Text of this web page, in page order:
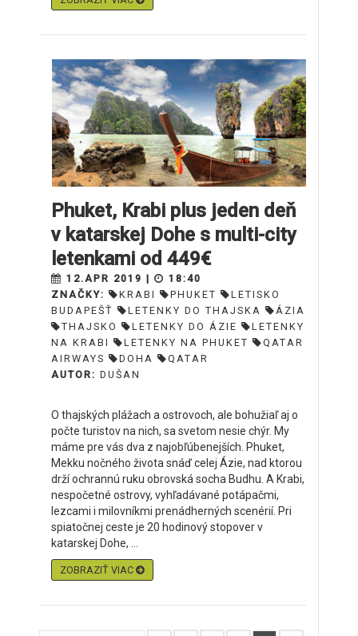
Phuket, Krabi plus jeden deň
v katarskej Dohe s multi-city
letenkami od 449€
12.APR 2019 |
18:40
ZNAČKY:
KRABI PHUKET
LETISKO
BUDAPEŠŤ
LETENKY DO THAJSKA
ÁZIA
THAJSKO
LETENKY DO ÁZIE
LETENKY
NA KRABI
LETENKY NA PHUKET
QATAR
AIRWAYS
DOHA
QATAR
AUTOR: DUŠAN
O thajských plážach a ostrovoch, ale bohužiaľ aj o
počte turistov na nich, sa svetom nesie chýr. My
máme pre vás dva z najobľúbenejších. Phuket,
Mekku nočného života snáď celej Ázie, nad ktorou
drží ochrannú ruku obrovská socha Budhu. A Krabi,
nespočetné ostrovy, vyhľadávané potápačmi,
lezcami i milovníkmi prenádherných scenérií. Pri
spiatočnej ceste je 20 hodinový stopover v
katarskej Dohe, ...
ZOBRAZIŤ VIAC